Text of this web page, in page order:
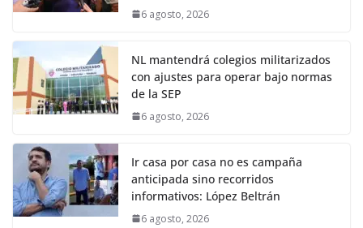
6 agosto, 2026
NL mantendrá colegios militarizados
con ajustes para operar bajo normas
de la SEP
6 agosto, 2026
Ir casa por casa no es campaña
anticipada sino recorridos
informativos: López Beltrán
6 agosto, 2026